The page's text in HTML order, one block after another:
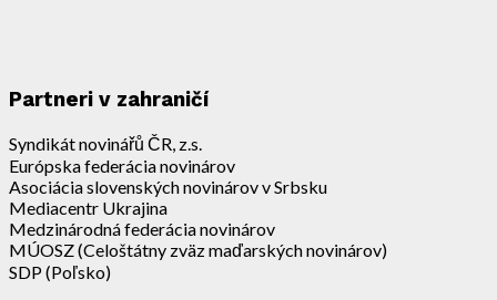
Partneri v zahraničí
Syndikát novinářů ČR, z.s.
Európska federácia novinárov
Asociácia slovenských novinárov v Srbsku
Mediacentr Ukrajina
Medzinárodná federácia novinárov
MÚOSZ (Celoštátny zväz maďarských novinárov)
SDP (Poľsko)